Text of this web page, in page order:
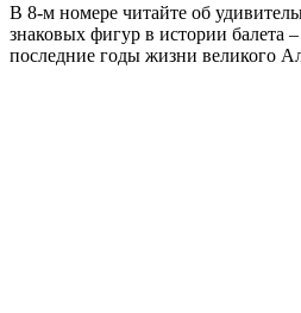
В 8-м номере читайте об
знаковых фигур в истории
последние годы жизни великого